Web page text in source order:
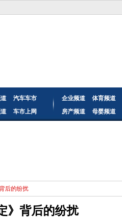
汽车车市
车市上网
企业频道 体育频道
房产频道
母婴频道
后的纷扰
》背后的纷扰